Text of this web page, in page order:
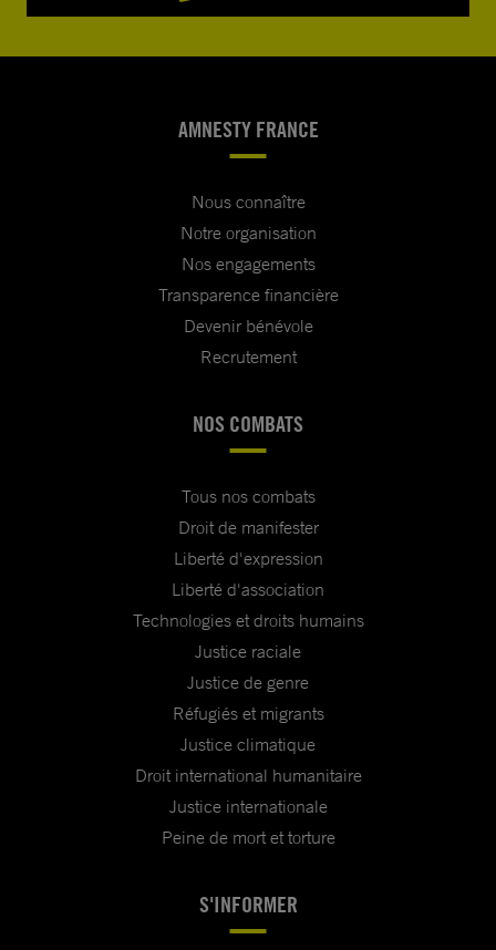
AMNESTY FRANCE
Nous connaître
Notre organisation
Nos engagements
Transparence financière
Devenir bénévole
Recrutement
NOS COMBATS
Tous nos combats
Droit de manifester
Liberté d'expression
Liberté d'association
Technologies et droits humains
Justice raciale
Justice de genre
Réfugiés et migrants
Justice climatique
Droit international humanitaire
Justice internationale
Peine de mort et torture
S'INFORMER